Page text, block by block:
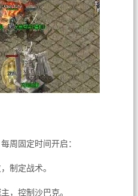
周固定时间开启：
制定战术。
，控制沙巴克。